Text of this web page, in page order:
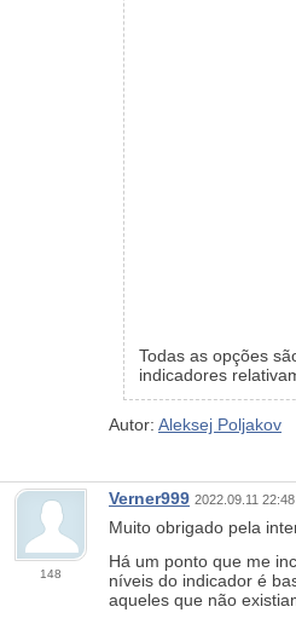
Todas as opções
indicadores
Autor: Aleksej Poljakov
148
Verner999 2022.09.11 22:48
Muito obrigado pela
Há um ponto que me
níveis do indicador é
aqueles que não